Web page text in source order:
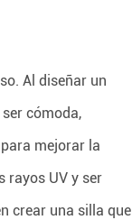
Al diseñar un
cómoda,
mejorar la
rayos UV y ser
crear una silla que